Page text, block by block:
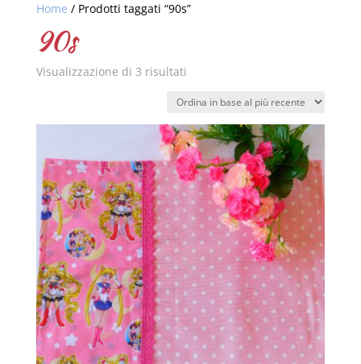
Home / Prodotti taggati “90s”
90s
Visualizzazione di 3 risultati